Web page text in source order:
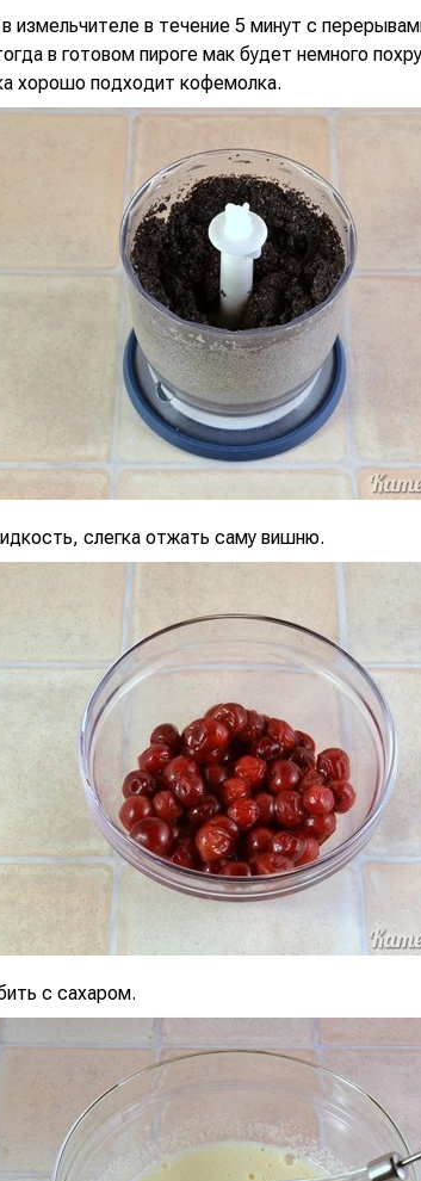
измельчителе в течение 5 минут с
в готовом пироге мак будет немного
хорошо подходит кофемолка.
слегка отжать саму вишню.
с сахаром.